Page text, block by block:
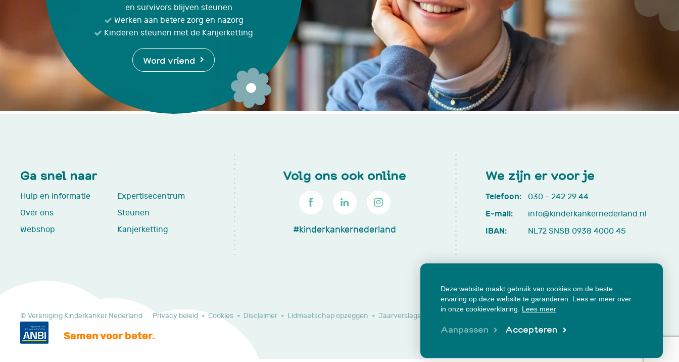
Deze website maakt gebruik van cookies om de beste
ervaring op deze website te garanderen. Lees er meer over
in onze cookieverklaring. Lees meer
Accepteren
Aanpassen
en survivors blijven steunen
Werken aan betere zorg en nazorg
Kinderen steunen met de Kanjerketting
Word vriend
Ga snel naar
Hulp en informatie
Expertisecentrum
Over ons
Steunen
Webshop
Kanjerketting
Volg ons ook online
#kinderkankernederland
We zijn er voor je
Telefoon: 030 - 242 29 44
E-mail: info@kinderkankernederland.nl
IBAN: NL72 SNSB 0938 4000 45
© Vereniging Kinderkanker Nederland Privacy beleid Cookies Disclaimer Lidmaatschap opzeggen Jaarverslagen en documenten Klachtenformulier
Samen voor beter.